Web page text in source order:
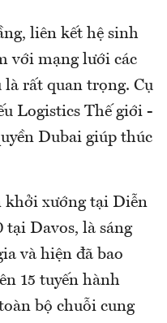
liên kết hệ sinh
với mạng lưới các
là rất quan trọng. Cụ
Logistics Thế giới -
Dubai giúp thúc
khởi xướng tại Diễn
Davos, là sáng
và hiện đã bao
15 tuyến hành
bộ chuỗi cung